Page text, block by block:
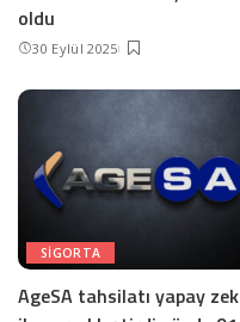
oldu
30 Eylül 2025
SIGORTA
AgeSA tahsilatı yapay